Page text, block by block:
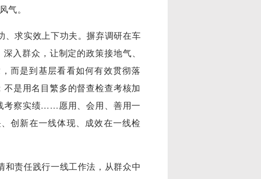
气。
求实效上下功夫。摒弃调研在车
入群众，让制定的政策接地气、
而是到基层看看如何有效贯彻落
是用名目繁多的督查检查考核加
考察实绩……愿用、会用、善用一
创新在一线体现、成效在一线检
责任践行一线工作法，从群众中